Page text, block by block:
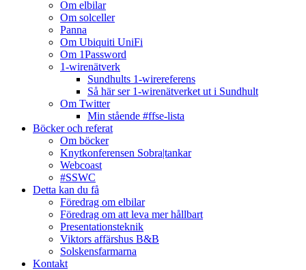
Om elbilar
Om solceller
Panna
Om Ubiquiti UniFi
Om 1Password
1-wirenätverk
Sundhults 1-wirereferens
Så här ser 1-wirenätverket ut i Sundhult
Om Twitter
Min stående #ffse-lista
Böcker och referat
Om böcker
Knytkonferensen Sobra|tankar
Webcoast
#SSWC
Detta kan du få
Föredrag om elbilar
Föredrag om att leva mer hållbart
Presentationsteknik
Viktors affärshus B&B
Solskensfarmarna
Kontakt